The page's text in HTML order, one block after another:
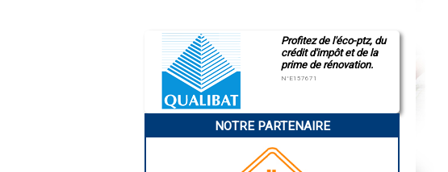
Gap
Nice
Annonay
Charleville-Mézières
Troyes
Narbonne
Marseille
Profitez de l'éco-ptz, du
crédit d'impôt et de la
prime de rénovation.
N°E157671
NOTRE PARTENAIRE